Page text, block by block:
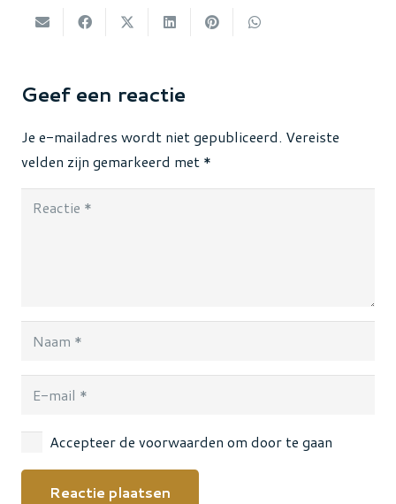
Geef een reactie
Je e-mailadres wordt niet gepubliceerd. Vereiste
velden zijn gemarkeerd met *
Accepteer de voorwaarden om door te gaan
Reactie plaatsen